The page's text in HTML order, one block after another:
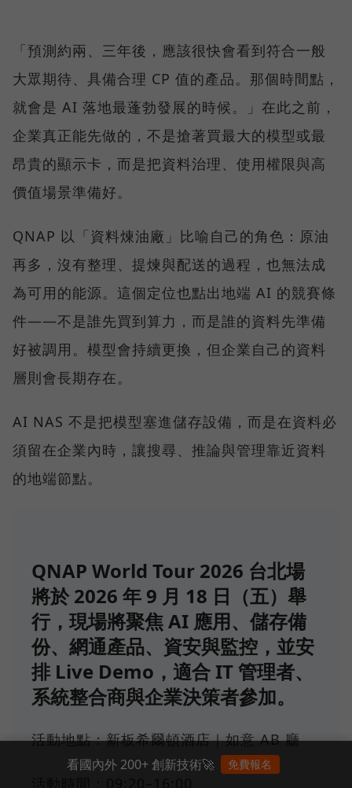
「預測約兩、三年後，應該很快會看到符合一般
大眾期待、具備合理 CP 值的產品。那個時間點，
就會是 AI 落地最蓬勃發展的時候。」在此之前，
企業真正能先做的，不是搶著買最大的模型或最
昂貴的顯示卡，而是把資料治理、使用權限與高
價值場景準備好。
QNAP 以「資料煉油廠」比喻自己的角色：原油
再多，沒有整理、提煉與配送的過程，也無法成
為可用的能源。這個定位也點出地端 AI 的競賽條
件——不是誰先買到算力，而是誰的資料先準備
好被調用。模型會持續更換，但企業自己的資料
層則會長期存在。
AI NAS 不是把模型塞進儲存設備，而是在資料必
須留在企業內時，讓搜尋、推論與管理靠近資料
的地端節點。
QNAP World Tour 2026 台北場
將於 2026 年 9 月 18 日（五）舉
行，現場將聚焦 AI 應用、儲存備
份、網通產品、資安與監控，並安
排 Live Demo，適合 IT 管理者、
系統整合商與企業決策者參加。
活動地點：新板希爾頓酒店｜如意 AB 廳
看國內外 200+ 創新技術🚀 免費報名